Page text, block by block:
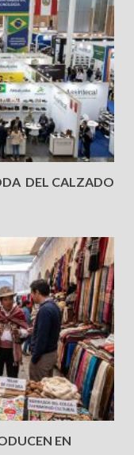
DEL CALZADO
EN